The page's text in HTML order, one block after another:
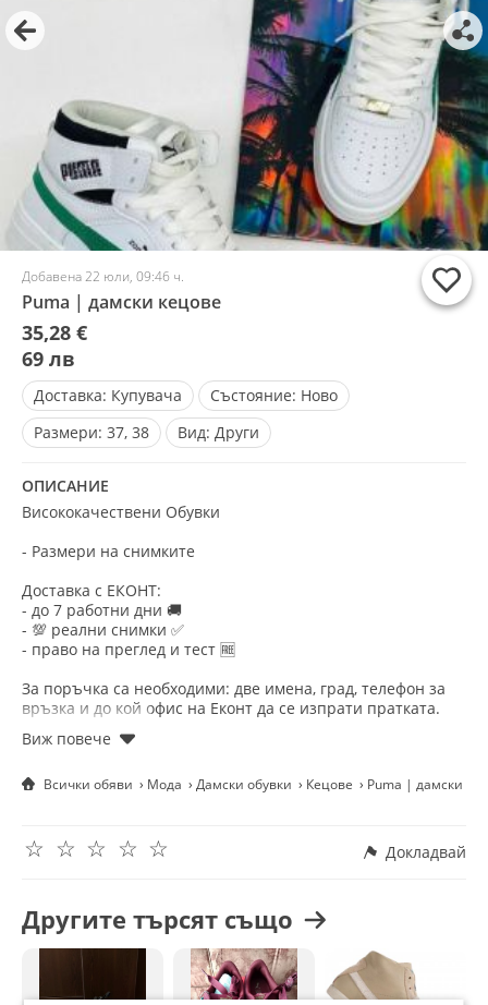
Добавена 22 юли, 09:46 ч.
Puma | дамски кецове
35,28 €
69 лв
Доставка: Купувача Състояние: Ново
Размери: 37, 38 Вид: Други
ОПИСАНИЕ
Висококачествени Обувки
- Размери на снимките
Доставка с ЕКОНТ:
- до 7 работни дни 🚚
- 💯 реални снимки ✅
- право на преглед и тест 🆓
За поръчка са необходими: две имена, град, телефон за
връзка и до кой офис на Еконт да се изпрати пратката.
Приятно пазаруване! ☺️
Всички обяви Мода Дамски обувки Кецове Puma | дамски
☆
☆
☆
☆
☆ Докладвай
Другите търсят също